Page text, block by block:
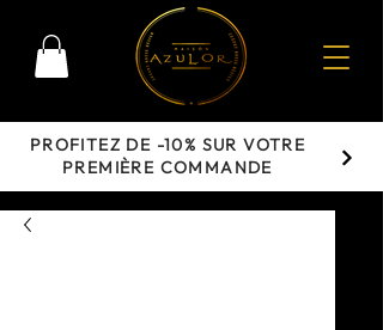
PROFITEZ DE -10% SUR VOTRE
PREMIÈRE COMMANDE